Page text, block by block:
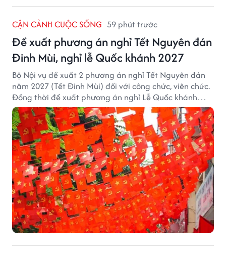
CẬN CẢNH CUỘC SỐNG 59 phút trước
Đề xuất phương án nghỉ Tết Nguyên đán
Đinh Mùi, nghỉ lễ Quốc khánh 2027
Bộ Nội vụ đề xuất 2 phương án nghỉ Tết Nguyên đán
năm 2027 (Tết Đinh Mùi) đối với công chức, viên chức.
Đồng thời đề xuất phương án nghỉ Lễ Quốc khánh
năm 2027 với 4 ngày nghỉ liên tục.